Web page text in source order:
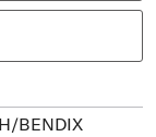
BENDIX